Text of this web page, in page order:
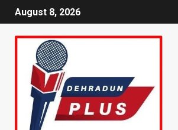
August 8, 2026